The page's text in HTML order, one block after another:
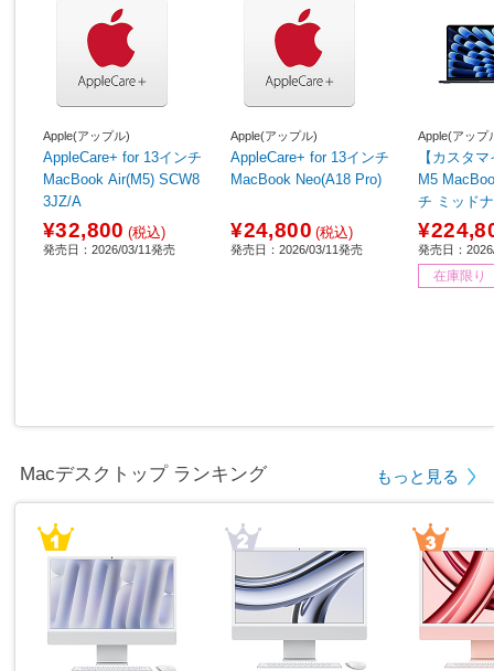
Apple(アップル)
AppleCare+ for 13インチ
MacBook Air(M5) SCW8
3JZ/A
¥32,800 (税込)
発売日：2026/03/11発売
Apple(アップル)
AppleCare+ for 13インチ
MacBook Neo(A18 Pro)
¥24,800 (税込)
発売日：2026/03/11発売
Apple(アップ
【カスタ
M5
チ ミッド
C / 16GB /
キーボード ミッドナイト
/Mac OS /
発売日：
在庫限り
Macデスクトップ ランキング もっと見る